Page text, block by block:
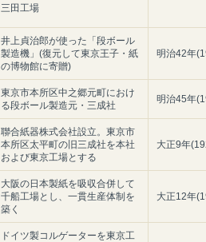
三田工場
井上貞治郎が使った「段ボール
製造機」(復元して東京王子・紙
の博物館に寄贈)
明治42年
東京市本所区中之郷元町におけ
る段ボール製造元・三成社
明治45年
聯合紙器株式会社設立。東京市
本所区太平町の旧三成社を本社
および東京工場とする
大正9年
大阪の日本製紙を吸収合併して
千船工場とし、一貫生産体制を
築く
大正12年
ドイツ製コルゲーターを東京工